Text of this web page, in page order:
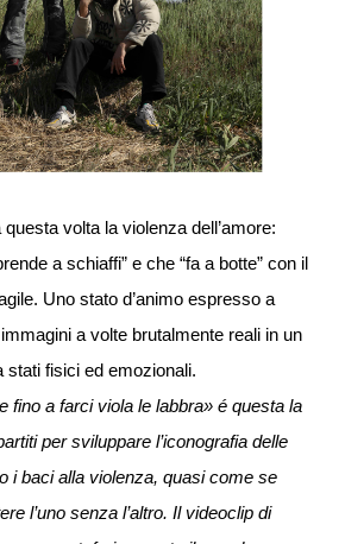
volta la violenza dell’amore:
a schiaffi” e che “fa a botte” con il
Uno stato d’animo espresso a
a volte brutalmente reali in un
stati fisici ed emozionali.
fino a farci viola le labbra» é questa la
per sviluppare l’iconografia delle
i baci alla violenza, quasi come se
l’uno senza l’altro. Il videoclip di